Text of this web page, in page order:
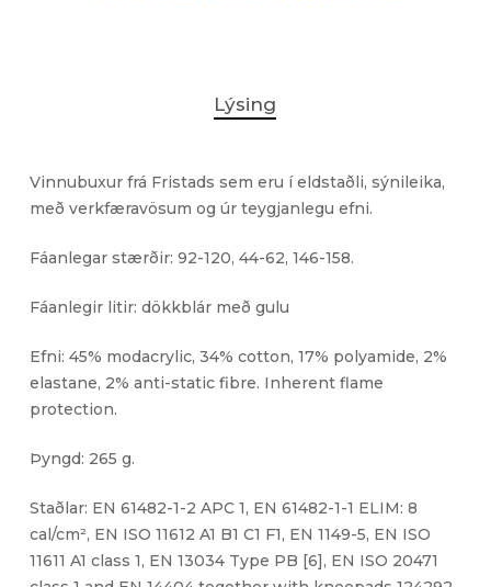
Lýsing
Vinnubuxur frá Fristads sem eru í eldstaðli, sýnileika,
með verkfæravösum og úr teygjanlegu efni.
Fáanlegar stærðir: 92-120, 44-62, 146-158.
Fáanlegir litir: dökkblár með gulu
Efni: 45% modacrylic, 34% cotton, 17% polyamide, 2%
elastane, 2% anti-static fibre. Inherent flame
protection.
Þyngd: 265 g.
Staðlar: EN 61482-1-2 APC 1, EN 61482-1-1 ELIM: 8
cal/cm², EN ISO 11612 A1 B1 C1 F1, EN 1149-5, EN ISO
11611 A1 class 1, EN 13034 Type PB [6], EN ISO 20471